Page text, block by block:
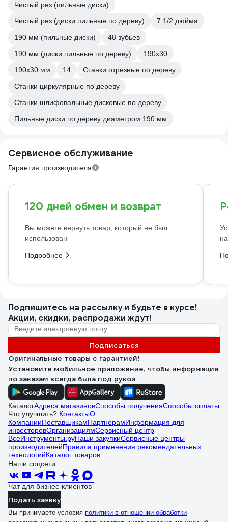
Чистый рез (пильные диски)
Чистый рез (диски пильные по дереву)
7 1/2 дюйма
190 мм (пильные диски)
48 зубьев
190 мм (диски пильные по дереву)
190х30
190х30 мм
14
Станки отрезные по дереву
Станки циркулярные по дереву
Станки шлифовальные дисковые по дереву
Пильные диски по дереву диаметром 190 мм
Сервисное обслуживание
Гарантия производителя
120 дней обмен и возврат
Вы можете вернуть товар, который не был
использован
Подробнее
Подпишитесь на рассылкуи будьте в курсе!
Акции, скидки, распродажи ждут!
Подписаться
Оригинальные товары с гарантией!
Установите мобильное приложение, чтобы информация
по заказам всегда была под рукой
КаталогАдреса магазиновСпособы полученияСпособы оплаты
Что улучшить? КонтактыО
КомпанииПоставщикамПартнерамИнформация для
инвесторовОрганизациямСервисный центр
ВсеИнструменты.руНаши закупкиСервисные центры
производителейПравила применения рекомендательных
технологийКаталог товаров
Наши соцсети
Чат для бизнес-клиентов
Подать заявку
Вы принимаете условия политики в отношении обработки